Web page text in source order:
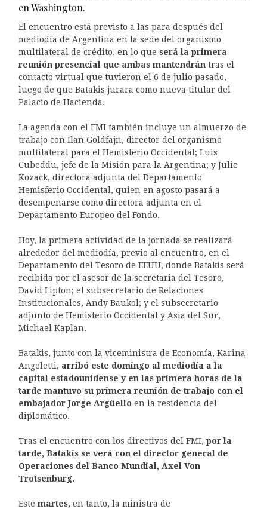
en Washington.
El encuentro está previsto a las para después del
mediodía de Argentina en la sede del organismo
multilateral de crédito, en lo que será la primera
reunión presencial que ambas mantendrán tras el
contacto virtual que tuvieron el 6 de julio pasado,
luego de que Batakis jurara como nueva titular del
Palacio de Hacienda.
La agenda con el FMI también incluye un almuerzo de
trabajo con Ilan Goldfajn, director del organismo
multilateral para el Hemisferio Occidental; Luis
Cubeddu, jefe de la Misión para la Argentina; y Julie
Kozack, directora adjunta del Departamento
Hemisferio Occidental, quien en agosto pasará a
desempeñarse como directora adjunta en el
Departamento Europeo del Fondo.
Hoy, la primera actividad de la jornada se realizará
alrededor del mediodía, previo al encuentro, en el
Departamento del Tesoro de EEUU, donde Batakis será
recibida por el asesor de la secretaria del Tesoro,
David Lipton; el subsecretario de Relaciones
Institucionales, Andy Baukol; y el subsecretario
adjunto de Hemisferio Occidental y Asia del Sur,
Michael Kaplan.
Batakis, junto con la viceministra de Economía, Karina
Angeletti, arribó este domingo al mediodía a la
capital estadounidense y en las primera horas de la
tarde mantuvo su primera reunión de trabajo con el
embajador Jorge Argüello en la residencia del
diplomático.
Tras el encuentro con los directivos del FMI, por la
tarde, Batakis se verá con el director general de
Operaciones del Banco Mundial, Axel Von
Trotsenburg.
Este martes, en tanto, la ministra de